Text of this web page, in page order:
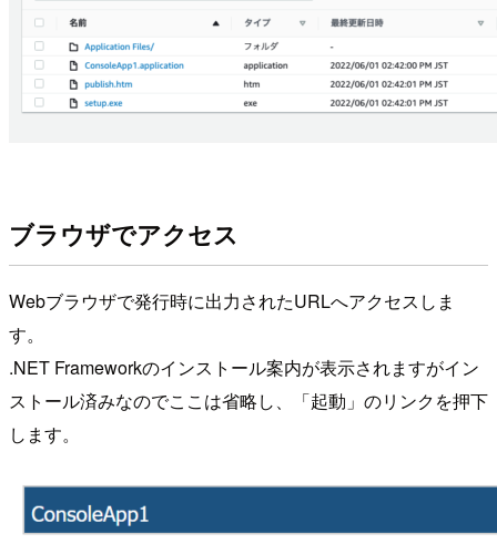
ブラウザでアクセス
Webブラウザで発行時に出力されたURLへアクセスしま
す。
.NET Frameworkのインストール案内が表示されますがイン
ストール済みなのでここは省略し、「起動」のリンクを押下
します。